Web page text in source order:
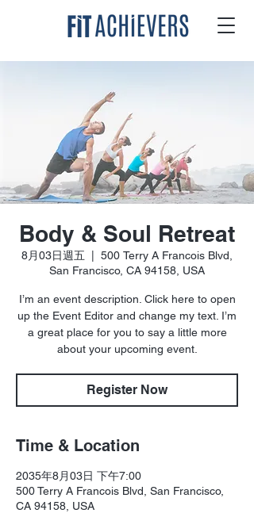
Body & Soul Retreat
8月03日週五
500 Terry A Francois Blvd,
San Francisco, CA 94158, USA
I’m an event description. Click here to open
up the Event Editor and change my text. I’m
a great place for you to say a little more
about your upcoming event.
Register Now
Time & Location
2035年8月03日 下午7:00
500 Terry A Francois Blvd, San Francisco,
CA 94158, USA